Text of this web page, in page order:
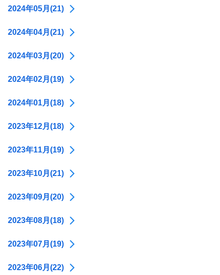
2024年05月(21)
2024年04月(21)
2024年03月(20)
2024年02月(19)
2024年01月(18)
2023年12月(18)
2023年11月(19)
2023年10月(21)
2023年09月(20)
2023年08月(18)
2023年07月(19)
2023年06月(22)